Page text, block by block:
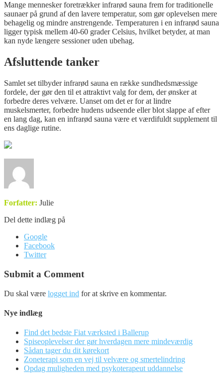
Mange mennesker foretrækker infrarød sauna frem for traditionelle
saunaer på grund af den lavere temperatur, som gør oplevelsen mere
behagelig og mindre anstrengende. Temperaturen i en infrarød sauna
ligger typisk mellem 40-60 grader Celsius, hvilket betyder, at man
kan nyde længere sessioner uden ubehag.
Afsluttende tanker
Samlet set tilbyder infrarød sauna en række sundhedsmæssige
fordele, der gør den til et attraktivt valg for dem, der ønsker at
forbedre deres velvære. Uanset om det er for at lindre
muskelsmerter, forbedre hudens udseende eller blot slappe af efter
en lang dag, kan en infrarød sauna være et værdifuldt supplement til
ens daglige rutine.
Forfatter: Julie
Del dette indlæg på
Google
Facebook
Twitter
Submit a Comment
Du skal være logget ind for at skrive en kommentar.
Nye indlæg
Find det bedste Fiat værksted i Ballerup
Spiseoplevelser der gør hverdagen mere mindeværdig
Sådan tager du dit kørekort
Zoneterapi som en vej til velvære og smertelindring
Opdag muligheden med psykoterapeut uddannelse